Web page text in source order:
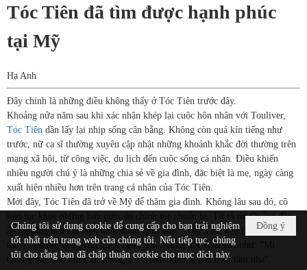
Tóc Tiên đã tìm được hạnh phúc
tại Mỹ
Hạ Anh
Đây chính là những điều không thấy ở Tóc Tiên trước đây.
Khoảng nửa năm sau khi xác nhận khép lại cuộc hôn nhân với Touliver,
Tóc Tiên dần lấy lại nhịp sống cân bằng. Không còn quá kín tiếng như
trước, nữ ca sĩ thường xuyên cập nhật những khoảnh khắc đời thường trên
mạng xã hội, từ công việc, du lịch đến cuộc sống cá nhân. Điều khiến
nhiều người chú ý là những chia sẻ về gia đình, đặc biệt là mẹ, ngày càng
xuất hiện nhiều hơn trên trang cá nhân của Tóc Tiên.
Mới đây, Tóc Tiên đã trở về Mỹ để thăm gia đình. Không lâu sau đó, cô
liên tục khoe những bữa cơm do chính mẹ chuẩn bị. Từ tô mì Quảng đầy
ắp topping đến đĩa cơm tấm, mâm cơm nhà... Tóc Tiên đều thích thú đăng
tải với những dòng chú thích ngắn gọn nhưng đầy cảm xúc như: "Mì
Quảng mẹ nấu siêu chất lượng ạ", "Hôm qua mẹ nấu cơm tấm nha"...
Đồng ý
Chúng tôi sử dụng cookie để cung cấp cho bạn trải nghiệm
tốt nhất trên trang web của chúng tôi. Nếu tiếp tục, chúng
tôi cho rằng bạn đã chấp thuận cookie cho mục đích này.